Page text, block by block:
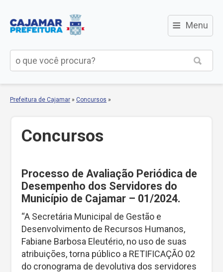
≡ Menu
Prefeitura de Cajamar » Concursos »
Concursos
Processo de Avaliação Periódica de
Desempenho dos Servidores do
Município de Cajamar – 01/2024.
“A Secretária Municipal de Gestão e
Desenvolvimento de Recursos Humanos,
Fabiane Barbosa Eleutério, no uso de suas
atribuições, torna público a RETIFICAÇÃO 02
do cronograma de devolutiva dos servidores